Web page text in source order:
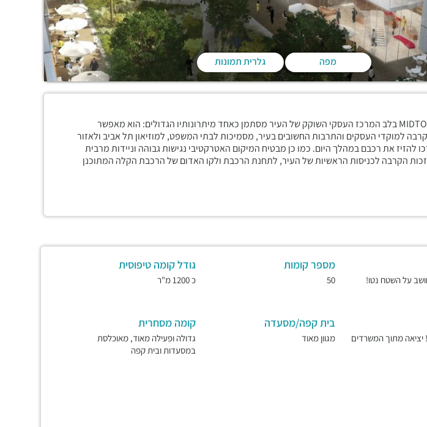
מפה גלרית תמונות
מיקומו של מגדל MIDTOWN בלב המרכז העסקי השוקק של העיר מסתמן כאחד מיתרונותיו הגדולים: הוא מאפשר
למוקדי העסקים והתרבות החשובים בעיר, מסמיכות לבתי המשפט, למוזיאון תל אביב ולאזור
להזיז את רכבם במהלך היום. כמו כן מבטיח המיקום האטרקטיבי נגישות גבוהה וניידות מרבית
הקרבה לכניסות הראשיות של העיר, לתחנת הרכבת ולקו האדום של הרכבת הקלה המתוכנן
מספר קומות
50
גודל קומה טיפוסית
כ 1200 מ"ר
יציאה מתוך המשרדים
בית קפה/מסעדה
מגוון מאוד
קומה מסחרית
גדולה ופעילה מאוד, מאוכלסת
במסעדות ובית קפה